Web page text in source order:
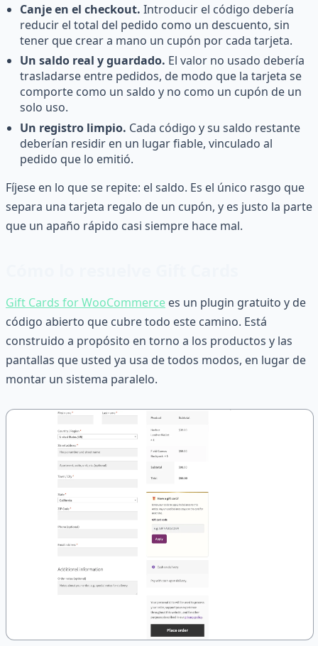
Canje en el checkout. Introducir el código debería
reducir el total del pedido como un descuento, sin
tener que crear a mano un cupón por cada tarjeta.
Un saldo real y guardado. El valor no usado debería
trasladarse entre pedidos, de modo que la tarjeta se
comporte como un saldo y no como un cupón de un
solo uso.
Un registro limpio. Cada código y su saldo restante
deberían residir en un lugar fiable, vinculado al
pedido que lo emitió.
Fíjese en lo que se repite: el saldo. Es el único rasgo que
separa una tarjeta regalo de un cupón, y es justo la parte
que un apaño rápido casi siempre hace mal.
Gift Cards for WooCommerce es un plugin gratuito y de
código abierto que cubre todo este camino. Está
construido a propósito en torno a los productos y las
pantallas que usted ya usa de todos modos, en lugar de
montar un sistema paralelo.